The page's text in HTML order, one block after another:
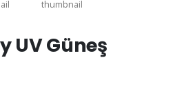
UV Güneş